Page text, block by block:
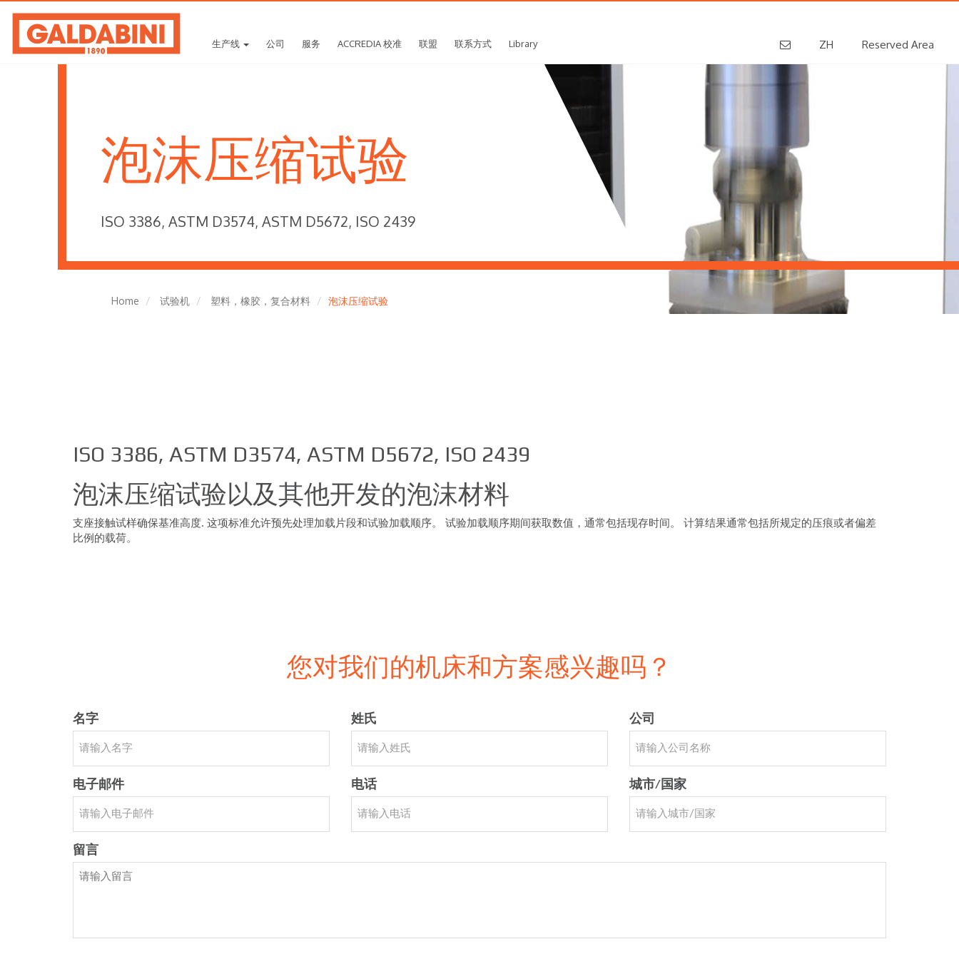
生产线 公司 服务 ACCREDIA 校准 联盟 联系方式 Library ZH Reserved Area
泡沫压缩试验
ISO 3386, ASTM D3574, ASTM D5672, ISO 2439
Home 试验机 塑料，橡胶，复合材料 泡沫压缩试验
ISO 3386, ASTM D3574, ASTM D5672, ISO 2439
泡沫压缩试验以及其他开发的泡沫材料
支座接触试样确保基准高度. 这项标准允许预先处理加载片段和试验加载顺序。 试验加载顺序期间获取数值，通常包括现存时间。 计算结果通常包括所规定的压痕或者偏差
比例的载荷。
您对我们的机床和方案感兴趣吗？
名字 姓氏 公司
电子邮件 电话 城市/国家
留言